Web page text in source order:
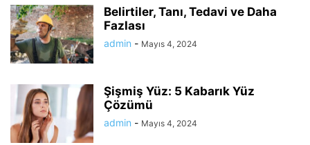
Belirtiler, Tanı, Tedavi ve Daha
Fazlası
admin - Mayıs 4, 2024
Şişmiş Yüz: 5 Kabarık Yüz
Çözümü
admin - Mayıs 4, 2024